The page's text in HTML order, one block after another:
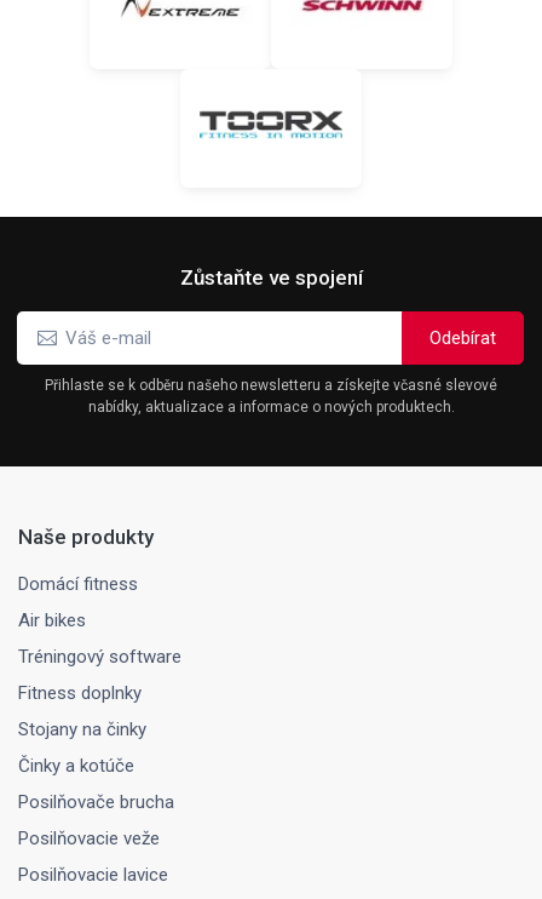
Zůstaňte ve spojení
Přihlaste se k odběru našeho newsletteru a získejte včasné slevové
nabídky, aktualizace a informace o nových produktech.
Naše produkty
Domácí fitness
Air bikes
Tréningový software
Fitness doplnky
Stojany na činky
Činky a kotúče
Posilňovače brucha
Posilňovacie veže
Posilňovacie lavice